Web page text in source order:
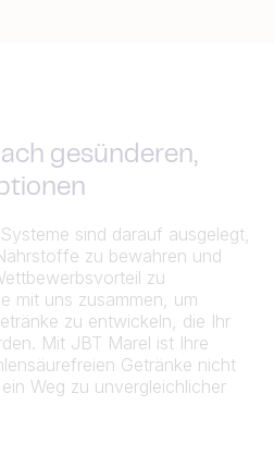
gesünderen,
sind darauf ausgelegt,
zu bewahren und
zu
mit uns zusammen, um
zu entwickeln, die Ihr
Mit JBT Marel ist Ihre
Getränke nicht
Weg zu unvergleichlicher